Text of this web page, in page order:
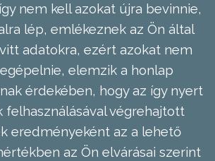
nem kell azokat újra bevinnie,
lép, emlékeznek az Ön által
adatokra, ezért azokat nem
elemzik a honlap
érdekében, hogy az így nyert
felhasználásával végrehajtott
eredményeként az a lehető
az Ön elvárásai szerint